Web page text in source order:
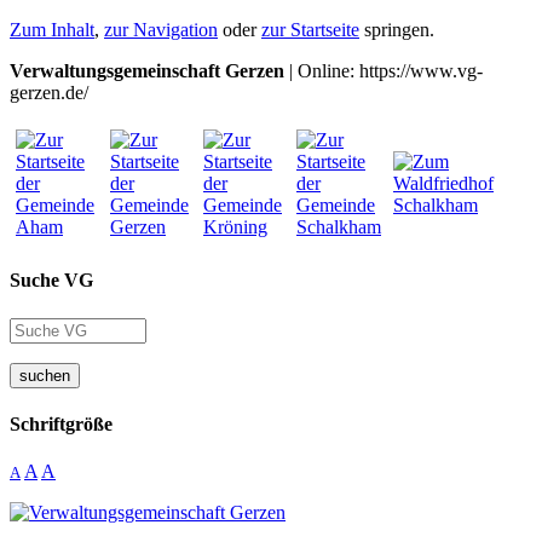
Zum Inhalt, zur Navigation oderzur Startseite springen.
Verwaltungsgemeinschaft Gerzen | Online: https://www.vg-
gerzen.de/
Suche VG
suchen
Schriftgröße
A A A